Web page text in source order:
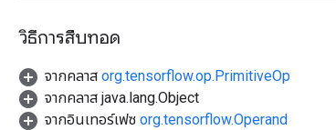
วิธีการสืบทอด
จากคลาส org.tensorflow.op.PrimitiveOp
จากคลาส java.lang.Object
จากอินเทอร์เฟซ org.tensorflow.Operand